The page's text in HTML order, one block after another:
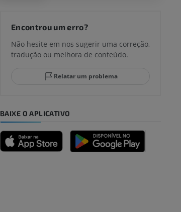
Encontrou um erro?
Não hesite em nos sugerir uma correção,
tradução ou melhora de conteúdo.
Relatar um problema
BAIXE O APLICATIVO